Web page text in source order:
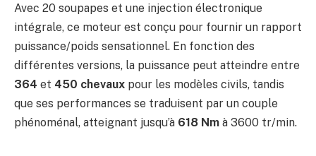
Avec 20 soupapes et une injection électronique
intégrale, ce moteur est conçu pour fournir un rapport
puissance/poids sensationnel. En fonction des
différentes versions, la puissance peut atteindre entre
364 et 450 chevaux pour les modèles civils, tandis
que ses performances se traduisent par un couple
phénoménal, atteignant jusqu’à 618 Nm à 3600 tr/min.